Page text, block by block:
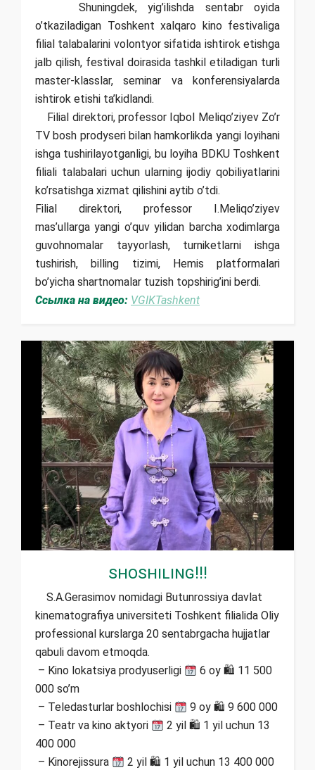
Shuningdek, yig’ilishda sentabr oyida
o’tkaziladigan Toshkent xalqaro kino festivaliga
filial talabalarini volontyor sifatida ishtirok etishga
jalb qilish, festival doirasida tashkil etiladigan turli
master-klasslar, seminar va konferensiyalarda
ishtirok etishi ta’kidlandi.
Filial direktori, professor Iqbol Meliqo’ziyev Zo’r
TV bosh prodyseri bilan hamkorlikda yangi loyihani
ishga tushirilayotganligi, bu loyiha BDKU Toshkent
filiali talabalari uchun ularning ijodiy qobiliyatlarini
ko’rsatishga xizmat qilishini aytib o’tdi.
Filial direktori, professor I.Meliqo’ziyev
mas’ullarga yangi o’quv yilidan barcha xodimlarga
guvohnomalar tayyorlash, turniketlarni ishga
tushirish, billing tizimi, Hemis platformalari
bo’yicha shartnomalar tuzish topshirig’ini berdi.
Ссылка на видео: VGIKTashkent
Shoshiling!!!
S.A.Gerasimov nomidagi Butunrossiya davlat
kinematografiya universiteti Toshkent filialida Oliy
professional kurslarga 20 sentabrgacha hujjatlar
qabuli davom etmoqda.
– Kino lokatsiya prodyuserligi
6 oy 🛍 11 500
000 so’m
– Teledasturlar boshlochisi
9 oy 🛍 9 600 000
– Teatr va kino aktyori
2 yil 🛍 1 yil uchun 13
400 000
– Kinorejissura
2 yil 🛍 1 yil uchun 13 400 000